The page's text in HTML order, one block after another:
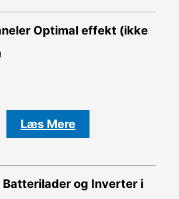
Optimal effekt (ikke
Læs Mere
Batterilader og Inverter i